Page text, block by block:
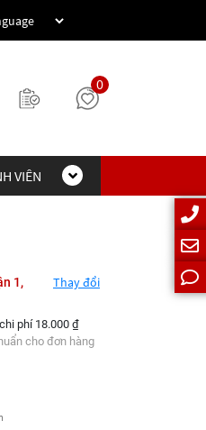
0
VIÊN
1,
Thay đổi
phí 18.000 ₫
cho đơn hàng